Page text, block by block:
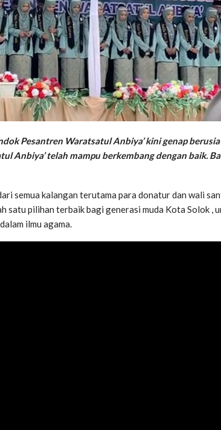
Pesantren Waratsatul Anbiya’ kini genap
Anbiya’ telah mampu berkembang dengan baik.
semua kalangan terutama para donatur dan wali
satu pilihan terbaik bagi generasi muda Kota Solok ,
ilmu agama.